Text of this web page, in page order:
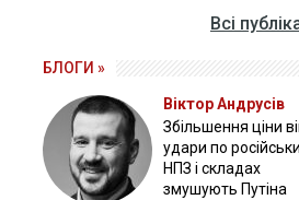
Всі
БЛОГИ »
Віктор Андрусів
Збільшення ціни
удари по
НПЗ і складах
змушують Путіна